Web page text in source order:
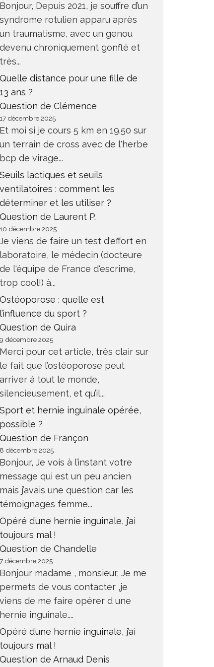
Bonjour, Depuis 2021, je souffre d’un
syndrome rotulien apparu après
un traumatisme, avec un genou
devenu chroniquement gonflé et
très...
Quelle distance pour une fille de
13 ans ?
Question de Clémence
17 décembre 2025
Et moi si je cours 5 km en 19.50 sur
un terrain de cross avec de l'herbe
bcp de virage...
Seuils lactiques et seuils
ventilatoires : comment les
déterminer et les utiliser ?
Question de Laurent P.
10 décembre 2025
Je viens de faire un test d'effort en
laboratoire, le médecin (docteure
de l'équipe de France d'escrime,
trop cool!) à...
Ostéoporose : quelle est
l’influence du sport ?
Question de Quira
9 décembre 2025
Merci pour cet article, très clair sur
le fait que l’ostéoporose peut
arriver à tout le monde,
silencieusement, et qu’il...
Sport et hernie inguinale opérée,
possible ?
Question de Françon
8 décembre 2025
Bonjour, Je vois à l’instant votre
message qui est un peu ancien
mais j’avais une question car les
témoignages femme...
Opéré d’une hernie inguinale, j’ai
toujours mal !
Question de Chandelle
7 décembre 2025
Bonjour madame , monsieur, Je me
permets de vous contacter ,je
viens de me faire opérer d une
hernie inguinale....
Opéré d’une hernie inguinale, j’ai
toujours mal !
Question de Arnaud Denis